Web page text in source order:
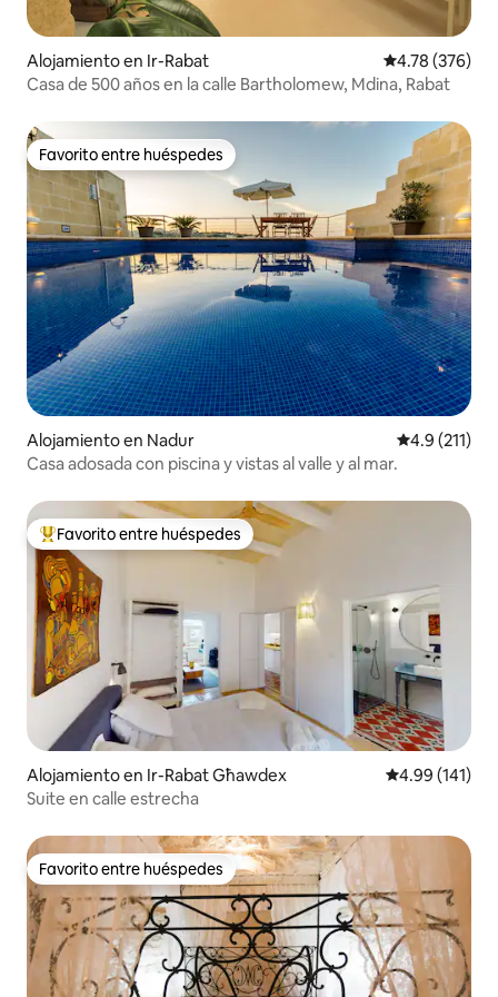
Alojamiento en Ir-Rabat Calificación
4.78 (376)
Casa de 500 años en la calle Bartholomew, Mdina, Rabat
Favorito entre huéspedes
Favorito entre huéspedes
Alojamiento en Nadur Calificación
4.9 (211)
Casa adosada con piscina y vistas al valle y al mar.
Favorito entre huéspedes preferido
Favorito entre huéspedes
Alojamiento en Ir-Rabat Għawdex Calificación
4.99 (141)
Suite en calle estrecha
Favorito entre huéspedes
Favorito entre huéspedes